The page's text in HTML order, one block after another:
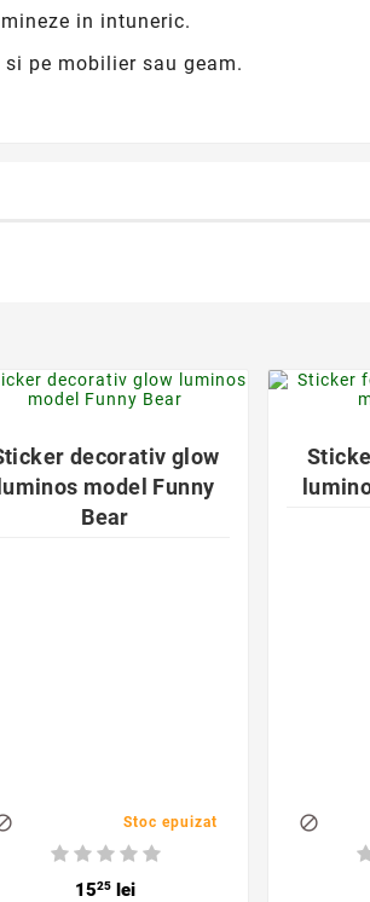
in intuneric.
pe mobilier sau geam.
decorativ glow
luminos model Funny
Bear
Stoc epuizat
1525 lei
